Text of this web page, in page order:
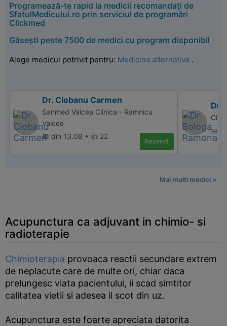
Programează-te rapid la medicii recomandați de
SfatulMedicului.ro prin serviciul de programări
Clickmed
Găsești peste 7500 de medici cu program disponibil
Alege medicul potrivit pentru: Medicina alternativa .
Dr. Ciobanu Carmen
Sanmed Valcea Clinica - Ramnicu
Valcea
📅 din 13.08 • 👍 22
Rezervă
Dr.
📅
Mai multi medici >
Acupunctura ca adjuvant in chimio- si
radioterapie
Chimioterapia provoaca reactii secundare extrem
de neplacute care de multe ori, chiar daca
prelungesc viata pacientului, ii scad simtitor
calitatea vietii si adesea il scot din uz.
Acupunctura este foarte apreciata datorita